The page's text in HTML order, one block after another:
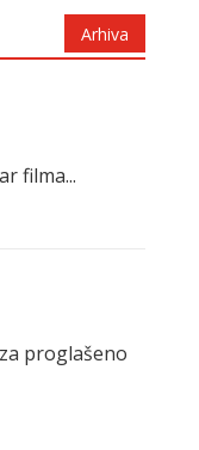
Arhiva
filma...
proglašeno